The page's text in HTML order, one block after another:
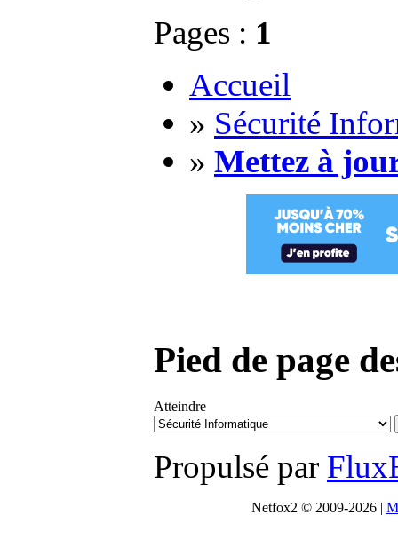
Pages : 1
Accueil
» Sécurité
» Mettez à
Pied de page
Atteindre
Propulsé par
Netfox2 © 2009-2026 |